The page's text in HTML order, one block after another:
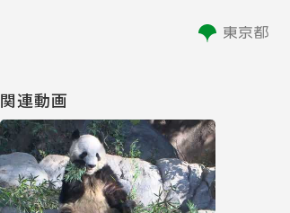
関連動画